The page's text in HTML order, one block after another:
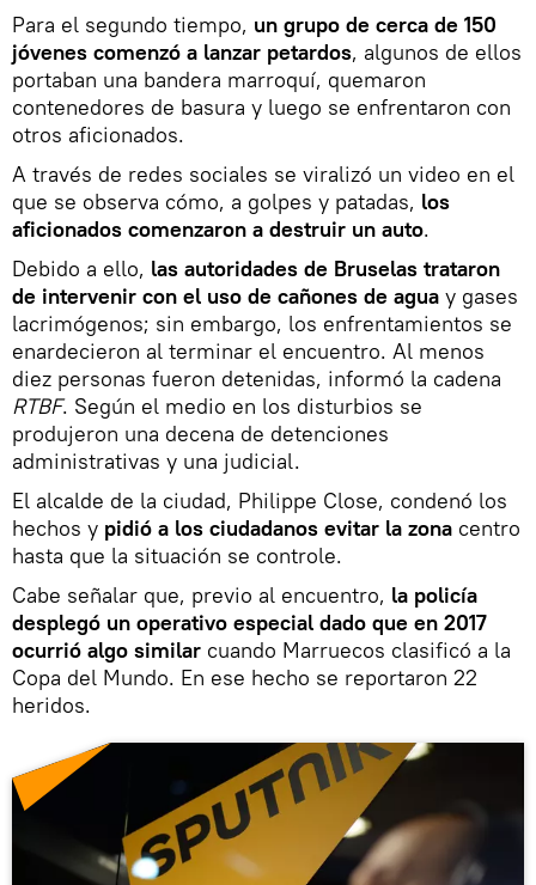
Para el segundo tiempo, un grupo de cerca de 150
jóvenes comenzó a lanzar petardos, algunos de ellos
portaban una bandera marroquí, quemaron
contenedores de basura y luego se enfrentaron con
otros aficionados.
A través de redes sociales se viralizó un video en el
que se observa cómo, a golpes y patadas, los
aficionados comenzaron a destruir un auto.
Debido a ello, las autoridades de Bruselas trataron
de intervenir con el uso de cañones de agua y gases
lacrimógenos; sin embargo, los enfrentamientos se
enardecieron al terminar el encuentro. Al menos
diez personas fueron detenidas, informó la cadena
RTBF. Según el medio en los disturbios se
produjeron una decena de detenciones
administrativas y una judicial.
El alcalde de la ciudad, Philippe Close, condenó los
hechos y pidió a los ciudadanos evitar la zona centro
hasta que la situación se controle.
Cabe señalar que, previo al encuentro, la policía
desplegó un operativo especial dado que en 2017
ocurrió algo similar cuando Marruecos clasificó a la
Copa del Mundo. En ese hecho se reportaron 22
heridos.